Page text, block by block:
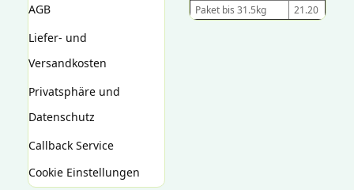
AGB
Liefer- und
Versandkosten
Privatsphäre und
Datenschutz
Callback Service
Cookie Einstellungen
Paket bis 31.5kg
21.20